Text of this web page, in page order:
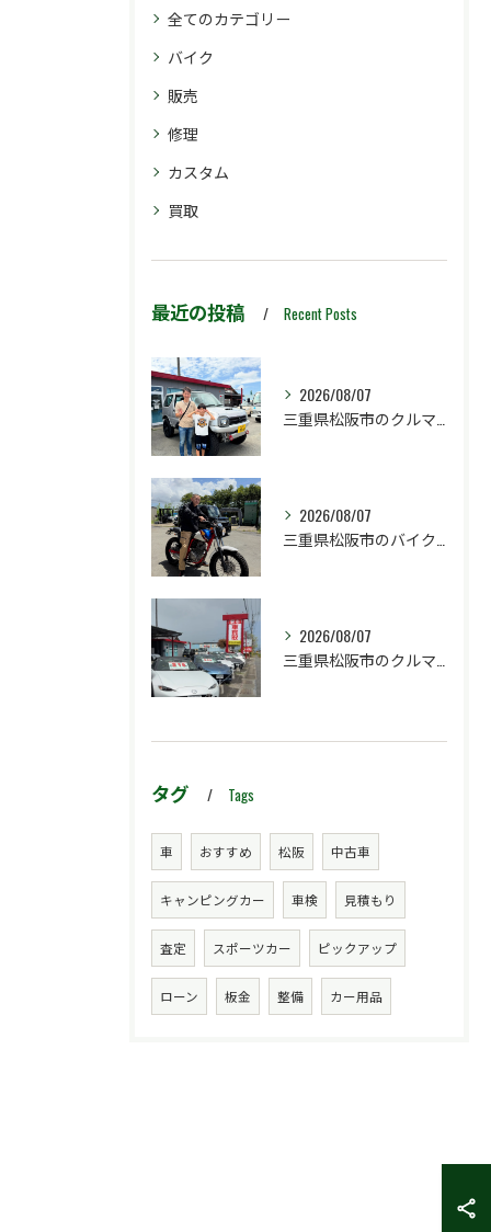
全てのカテゴリー
バイク
販売
修理
カスタム
買取
最近の投稿 Recent Posts
2026/08/07
2026/08/07
2026/08/07
タグ Tags
車 おすすめ 松阪 中古車
キャンピングカー 車検 見積もり
査定 スポーツカー ピックアップ
ローン 板金 整備 カー用品